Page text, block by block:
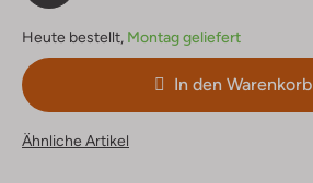
Heute bestellt, Montag geliefert
In den Warenkorb
Ähnliche Artikel